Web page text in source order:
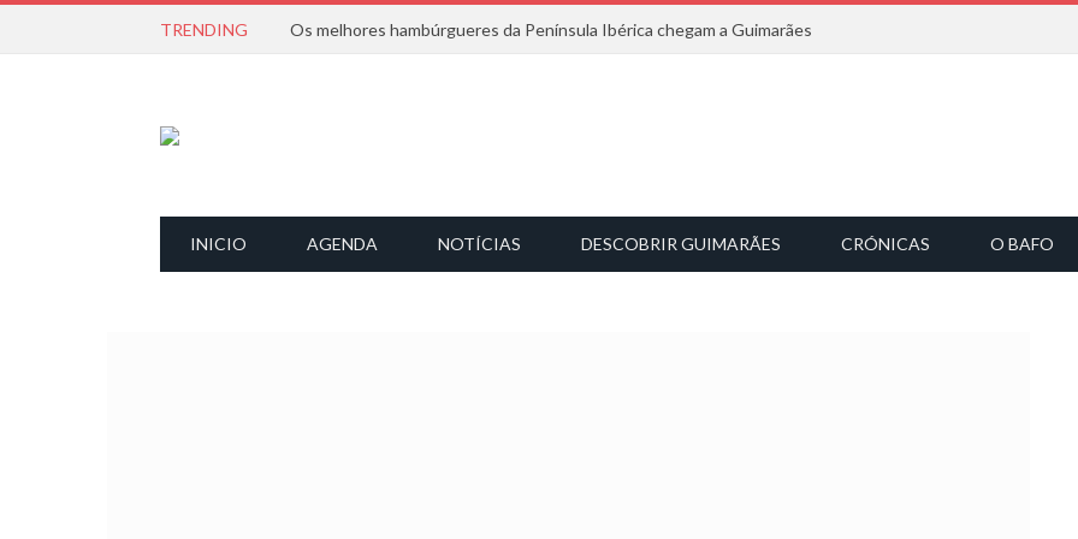
TRENDING Os melhores hambúrgueres da Península Ibérica chegam a Guimarães
INICIO AGENDA NOTÍCIAS DESCOBRIR GUIMARÃES CRÓNICAS O BAFO